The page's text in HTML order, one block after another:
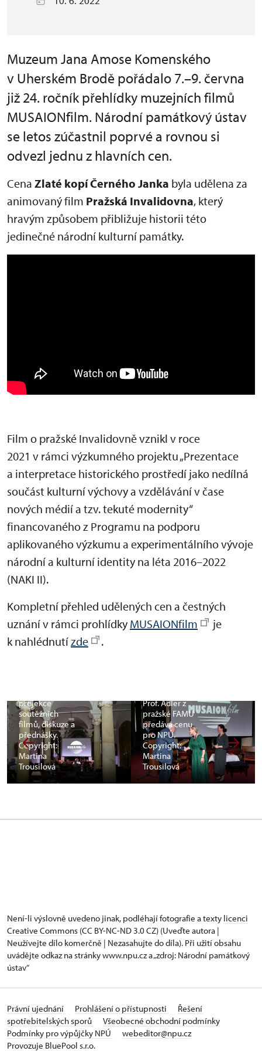
Muzeum Jana Amose Komenského
v Uherském Brodě pořádalo 7.–9. června
již 24. ročník přehlídky muzejních filmů
MUSAIONfilm. Národní památkový ústav
se letos zúčastnil poprvé a rovnou si
odvezl jednu z hlavních cen.
Cena Zlaté kopí Černého Janka byla udělena za
animovaný film Pražská Invalidovna, který
hravým způsobem přibližuje historii této
jedinečné národní kulturní památky.
Film o pražské Invalidovně vznikl v roce
2021 v rámci výzkumného projektu „Prezentace
a interpretace historického prostředí jako nedílná
součást kulturní výchovy a vzdělávání v čase
nových médií a tzv. tekuté modernity“
financovaného z Programu na podporu
aplikovaného výzkumu a experimentálního vývoje
národní a kulturní identity na léta 2016–2022
(NAKI II).
Kompletní přehled udělených cen a čestných
uznání v rámci prohlídky MUSAIONfilm
je
k nahlédnutízde .
projekce
soutěžních
filmů, diskuze a
přednášky.
Copyright:
Martina
Trousilová
Prof. Adler z
pražské FAMU
předává cenu
pro NPÚ.
Copyright:
Martina
Trousilová
Není-li výslovně uvedeno jinak, podléhají fotografie a texty licenci
Creative Commons (CC BY-NC-ND 3.0 CZ) (Uveďte autora |
Neužívejte dílo komerčně | Nezasahujte do díla). Při užití obsahu
uvádějte odkaz na stránky www.npu.cz a „zdroj: Národní památkový
ústav“
Právní ujednání Prohlášení o přístupnosti
Řešení
spotřebitelských sporů
Všeobecné obchodní podmínky
Podmínky pro výpůjčky NPÚ
webeditor@npu.cz
Provozuje BluePool s.r.o.